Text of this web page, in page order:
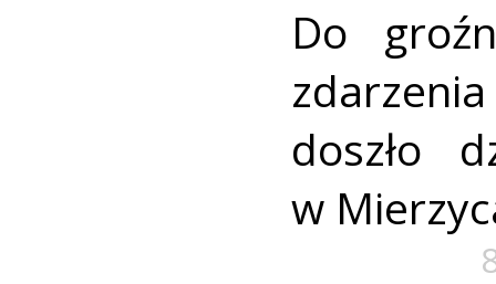
Do
doszło
w